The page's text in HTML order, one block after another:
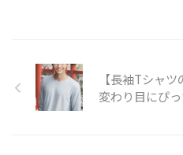
【長袖Tシャ
変わり目にぴ